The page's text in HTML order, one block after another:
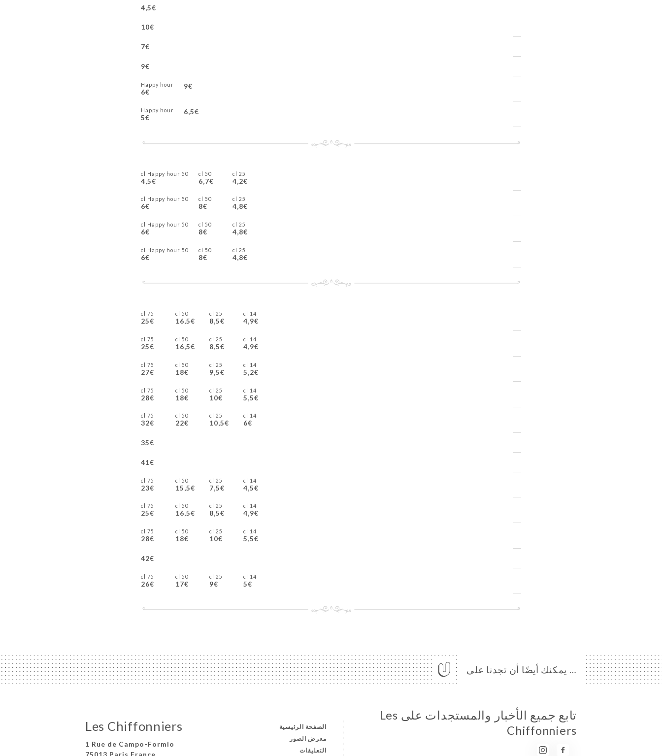
4,5€
10€
7€
9€
9€
Happy hour
6€
6,5€
Happy hour
5€
25 cl
4,2€
50 cl
6,7€
50 cl Happy hour
4,5€
25 cl
4,8€
50 cl
8€
50 cl Happy hour
6€
25 cl
4,8€
50 cl
8€
50 cl Happy hour
6€
25 cl
4,8€
50 cl
8€
50 cl Happy hour
6€
14 cl
4,9€
25 cl
8,5€
50 cl
16,5€
75 cl
25€
14 cl
4,9€
25 cl
8,5€
50 cl
16,5€
75 cl
25€
14 cl
5,2€
25 cl
9,5€
50 cl
18€
75 cl
27€
14 cl
5,5€
25 cl
10€
50 cl
18€
75 cl
28€
14 cl
6€
25 cl
10,5€
50 cl
22€
75 cl
32€
35€
41€
14 cl
4,5€
25 cl
7,5€
50 cl
15,5€
75 cl
23€
14 cl
4,9€
25 cl
8,5€
50 cl
16,5€
75 cl
25€
14 cl
5,5€
25 cl
10€
50 cl
18€
75 cl
28€
42€
14 cl
5€
25 cl
9€
50 cl
17€
75 cl
26€
… يمكنك أيضًا أن تجدنا على
Les Chiffonniers
1 Rue de Campo-Formio
الصفحة الرئيسية
معرض الصور
التعليقات
تابع جميع الأخبار والمستجدات على Les
Chiffonniers